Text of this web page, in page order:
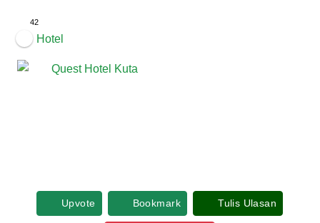
42
Hotel
Upvote Bookmark Tulis Ulasan